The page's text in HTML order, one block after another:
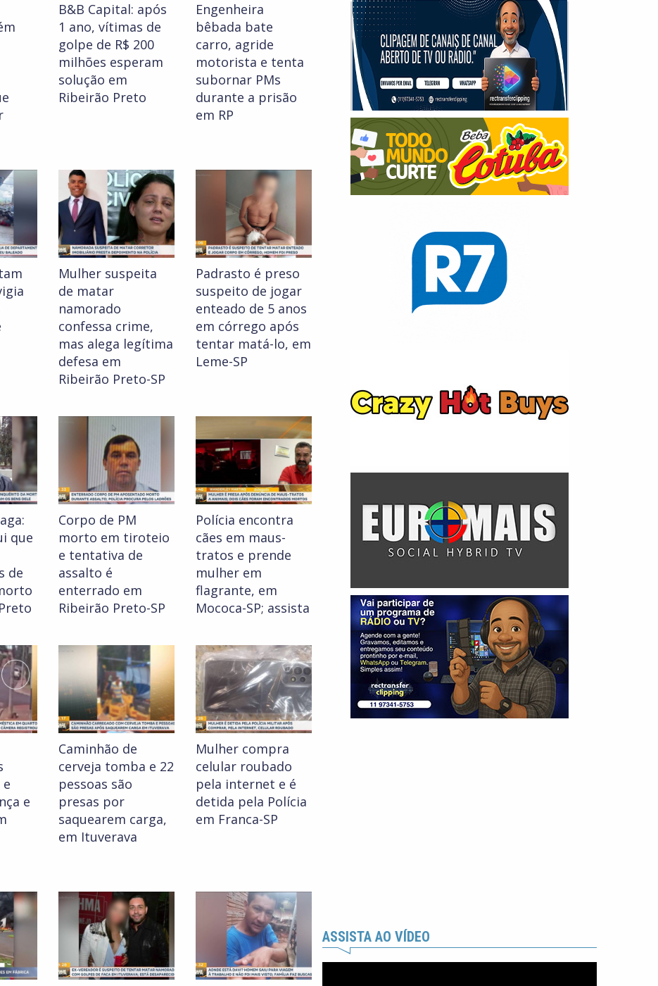
B&B Capital: após
1 ano, vítimas de
golpe de R$ 200
milhões esperam
solução em
Ribeirão Preto
Engenheira
bêbada bate
carro, agride
motorista e tenta
subornar PMs
durante a prisão
em RP
Mulher suspeita
de matar
namorado
confessa crime,
mas alega legítima
defesa em
Ribeirão Preto-SP
Padrasto é preso
suspeito de jogar
enteado de 5 anos
em córrego após
tentar matá-lo, em
Leme-SP
que
de
Corpo de PM
morto em tiroteio
e tentativa de
assalto é
enterrado em
Ribeirão Preto-SP
Polícia encontra
cães em maus-
tratos e prende
mulher em
flagrante, em
Mococa-SP; assista
e
Caminhão de
cerveja tomba e 22
pessoas são
presas por
saquearem carga,
em Ituverava
Mulher compra
celular roubado
pela internet e é
detida pela Polícia
em Franca-SP
ASSISTA AO VÍDEO